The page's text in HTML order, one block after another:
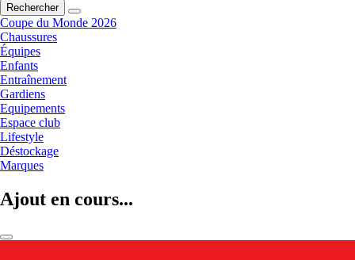
Rechercher
Coupe du Monde 2026
Chaussures
Équipes
Enfants
Entraînement
Gardiens
Equipements
Espace club
Lifestyle
Déstockage
Marques
Ajout en cours...